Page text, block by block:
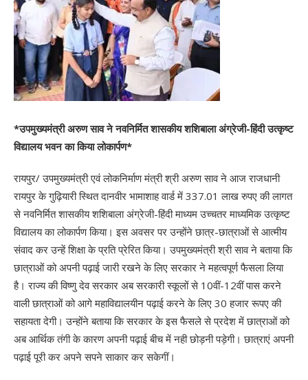
*उपमुख्यमंत्री अरुण साव ने नवनिर्मित शासकीय शशिबाला अंग्रेजी-हिंदी उत्कृष्ट
विद्यालय भवन का किया लोकार्पण*
रायपुर/ उपमुख्यमंत्री एवं लोकनिर्माण मंत्री श्री अरुण साव ने आज राजधानी
रायपुर के गुढ़ियारी स्थित दानवीर भामाशाह वार्ड में 337.01 लाख रुपए की लागत
से नवनिर्मित शासकीय शशिबाला अंग्रेजी-हिंदी माध्यम उच्चतर माध्यमिक उत्कृष्ट
विद्यालय का लोकार्पण किया। इस अवसर पर उन्होंने छात्र-छात्राओं से आत्मीय
संवाद कर उन्हें शिक्षा के प्रति प्रेरित किया। उपमुख्यमंत्री श्री साव ने बताया कि
छात्राओं को अपनी पढ़ाई जारी रखने के लिए सरकार ने महत्वपूर्ण फैसला लिया
है। राज्य की विष्णु देव सरकार अब सरकारी स्कूलों से 10वीं-12वीं पास करने
वाली छात्राओं को आगे महाविद्यालयीन पढ़ाई करने के लिए 30 हजार रूपए की
सहायता देगी। उन्होंने बताया कि सरकार के इस फैसले से प्रदेश में छात्राओं को
अब आर्थिक तंगी के कारण अपनी पढ़ाई बीच में नही छोड़नी पड़ेगी। छात्राएं अपनी
पढ़ाई पूरी कर अपने सपने साकार कर सकेगीं।